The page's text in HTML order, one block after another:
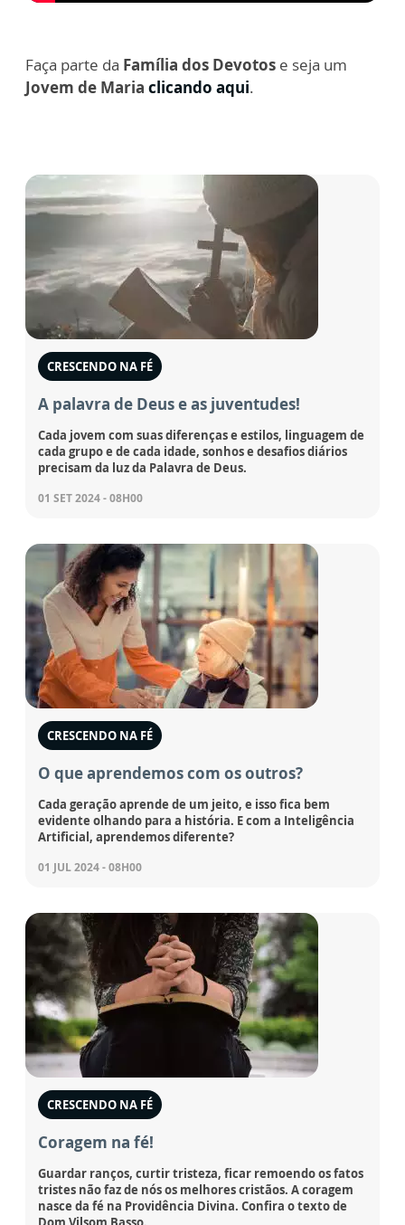
Faça parte da Família dos Devotos e seja um
Jovem de Maria clicando aqui.
CRESCENDO NA FÉ
A palavra de Deus e as juventudes!
Cada jovem com suas diferenças e estilos, linguagem de
cada grupo e de cada idade, sonhos e desafios diários
precisam da luz da Palavra de Deus.
01 SET 2024 - 08H00
CRESCENDO NA FÉ
O que aprendemos com os outros?
Cada geração aprende de um jeito, e isso fica bem
evidente olhando para a história. E com a Inteligência
Artificial, aprendemos diferente?
01 JUL 2024 - 08H00
CRESCENDO NA FÉ
Coragem na fé!
Guardar ranços, curtir tristeza, ficar remoendo os fatos
tristes não faz de nós os melhores cristãos. A coragem
nasce da fé na Providência Divina. Confira o texto de